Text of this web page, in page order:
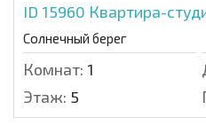
ID 15960 Квартира-
Солнечный берег
Комнат: 1
Этаж: 5